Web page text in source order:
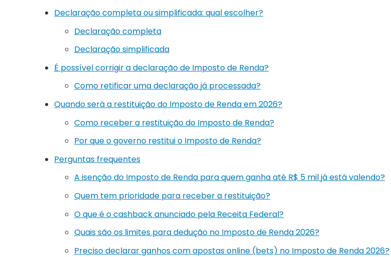
Declaração completa ou simplificada: qual escolher?
Declaração completa
Declaração simplificada
É possível corrigir a declaração de Imposto de Renda?
Como retificar uma declaração já processada?
Quando será a restituição do Imposto de Renda em 2026?
Como receber a restituição do Imposto de Renda?
Por que o governo restitui o Imposto de Renda?
Perguntas frequentes
A isenção do Imposto de Renda para quem ganha até R$ 5 mil já está valendo?
Quem tem prioridade para receber a restituição?
O que é o cashback anunciado pela Receita Federal?
Quais são os limites para dedução no Imposto de Renda 2026?
Preciso declarar ganhos com apostas online (bets) no Imposto de Renda 2026?